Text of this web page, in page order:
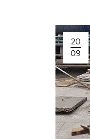
20
09